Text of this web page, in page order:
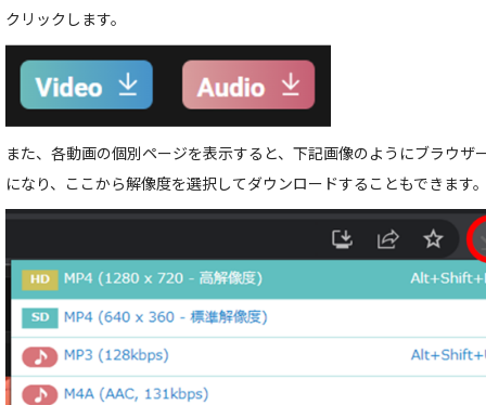
クリックします。
また、各動画の個別ページを表示すると、下記画像のようにブラウザ
になり、ここから解像度を選択してダウンロードすることもできます